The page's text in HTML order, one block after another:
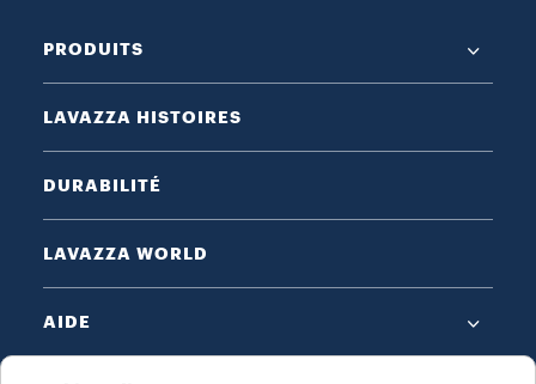
PRODUITS
LAVAZZA HISTOIRES
DURABILITÉ
LAVAZZA WORLD
AIDE